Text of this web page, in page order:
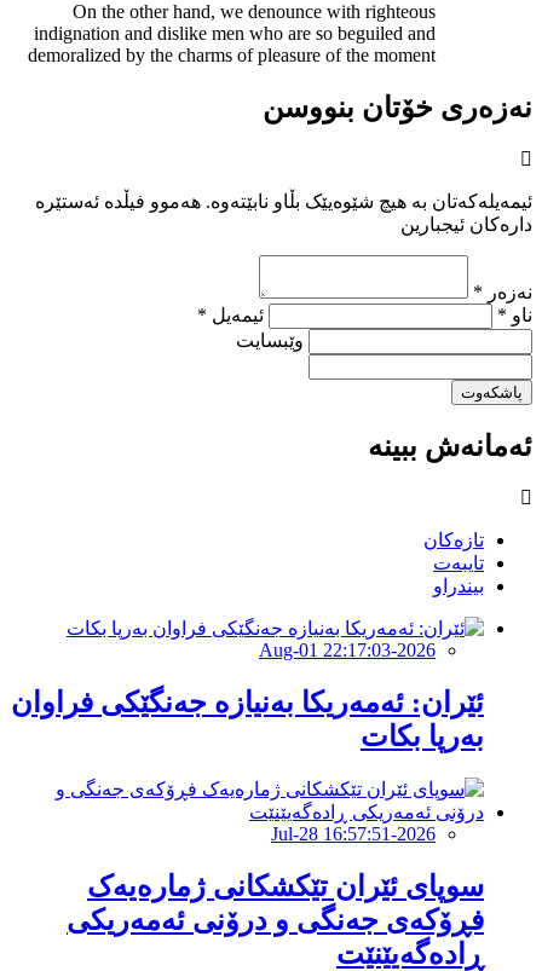
On the other hand, we denounce with righteous
indignation and dislike men who are so beguiled and
demoralized by the charms of pleasure of the moment
نەزەری خۆتان بنووسن
ئیمەیلەکەتان بە هیچ شێوەیێک بڵاو نابێتەوە. هەموو فیڵدە ئەستێرە
دارەکان ئیجبارین
نەزەر *
ناو *
ئیمەیل *
وێبسایت
پاشکەوت
ئەمانەش ببینە
تازەکان
تایبەت
بیندراو
2026-Aug-01 22:17:03
ئێران: ئەمەریکا بەنیازە جەنگێکی فراوان
بەرپا بکات
2026-Jul-28 16:57:51
سوپای ئێران تێکشکانی ژمارەیەک
فڕۆکەی جەنگی و درۆنی ئەمەریکی
ڕادەگەیێنێت